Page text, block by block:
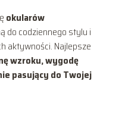
okularów
do codziennego stylu i
aktywności. Najlepsze
wzroku, wygodę
pasujący do Twojej